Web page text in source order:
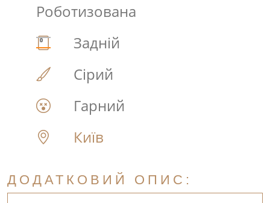
Роботизована
Задній
Сірий
Гарний
Київ
ДОДАТКОВИЙ ОПИС: